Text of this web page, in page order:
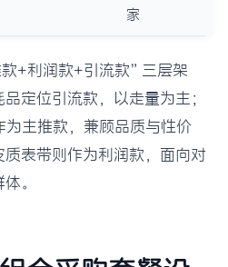
家
+利润款+引流款”三层架
定位引流款，以走量为主；
主推款，兼顾品质与性价
表带则作为利润款，面向对
。